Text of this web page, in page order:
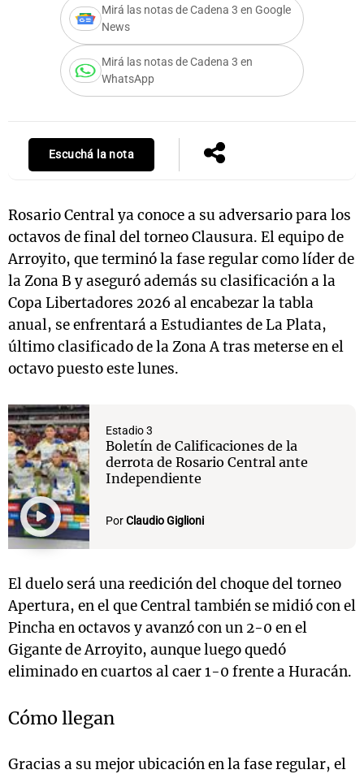
Mirá las notas de Cadena 3 en Google
News
Mirá las notas de Cadena 3 en
WhatsApp
Escuchá la nota
Rosario Central ya conoce a su adversario para los
octavos de final del torneo Clausura. El equipo de
Arroyito, que terminó la fase regular como líder de
la Zona B y aseguró además su clasificación a la
Copa Libertadores 2026 al encabezar la tabla
anual, se enfrentará a Estudiantes de La Plata,
último clasificado de la Zona A tras meterse en el
octavo puesto este lunes.
Estadio 3
Boletín de Calificaciones de la
derrota de Rosario Central ante
Independiente
PorClaudio Giglioni
El duelo será una reedición del choque del torneo
Apertura, en el que Central también se midió con el
Pincha en octavos y avanzó con un 2-0 en el
Gigante de Arroyito, aunque luego quedó
eliminado en cuartos al caer 1-0 frente a Huracán.
Cómo llegan
Gracias a su mejor ubicación en la fase regular, el